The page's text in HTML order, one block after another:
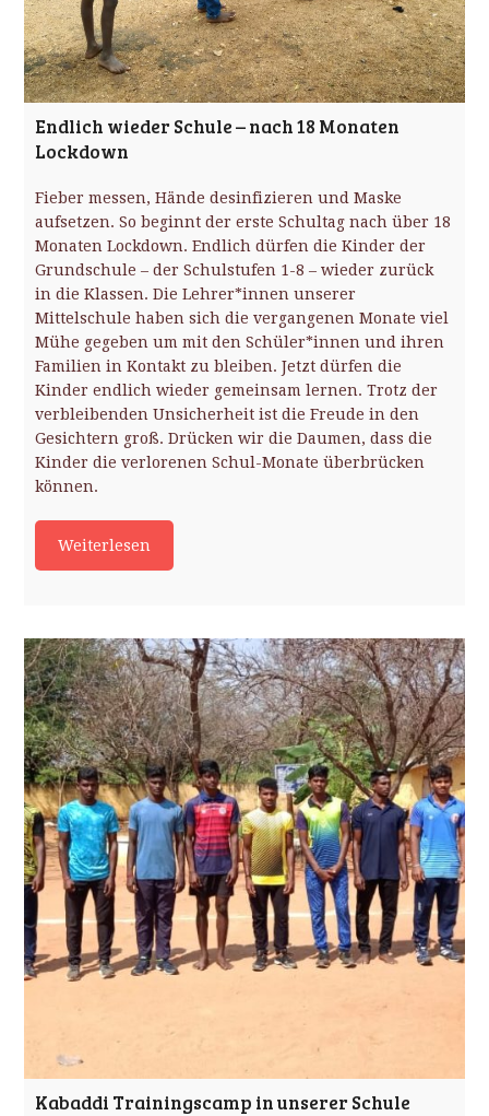
Endlich wieder Schule – nach 18 Monaten
Lockdown
Fieber messen, Hände desinfizieren und Maske
aufsetzen. So beginnt der erste Schultag nach über 18
Monaten Lockdown. Endlich dürfen die Kinder der
Grundschule – der Schulstufen 1-8 – wieder zurück
in die Klassen. Die Lehrer*innen unserer
Mittelschule haben sich die vergangenen Monate viel
Mühe gegeben um mit den Schüler*innen und ihren
Familien in Kontakt zu bleiben. Jetzt dürfen die
Kinder endlich wieder gemeinsam lernen. Trotz der
verbleibenden Unsicherheit ist die Freude in den
Gesichtern groß. Drücken wir die Daumen, dass die
Kinder die verlorenen Schul-Monate überbrücken
können.
Weiterlesen
Kabaddi Trainingscamp in unserer Schule